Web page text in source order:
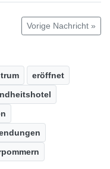
Vorige Nachricht »
eröffnet